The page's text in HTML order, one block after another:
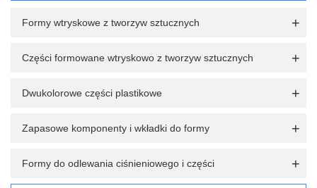
Formy wtryskowe z tworzyw sztucznych
Części formowane wtryskowo z tworzyw sztucznych
Dwukolorowe części plastikowe
Zapasowe komponenty i wkładki do formy
Formy do odlewania ciśnieniowego i części